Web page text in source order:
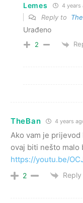
Lemes 4 years
Reply to
Urađeno
2
TheBan 4 years
Ako vam je
ovaj biti nešto malo
https://youtu.be/
2 Reply